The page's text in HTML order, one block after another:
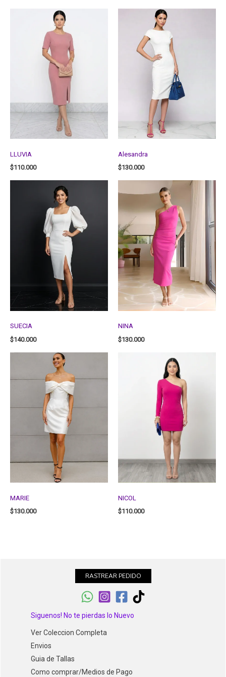
LLUVIA
$110.000
Alesandra
$130.000
SUECIA
$140.000
NINA
$130.000
MARIE
$130.000
NICOL
$110.000
RASTREAR PEDIDO
Siguenos! No te pierdas lo Nuevo
Ver Coleccion Completa
Envios
Guia de Tallas
Como comprar/Medios de Pago